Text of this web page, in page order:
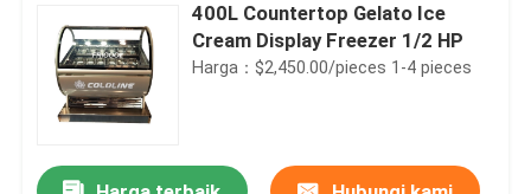
Rumah
Produk
Tentang kita
400L Countertop Gelato Ice
Cream Display Freezer 1/2 HP
Harga：$2,450.00/pieces 1-4 pieces